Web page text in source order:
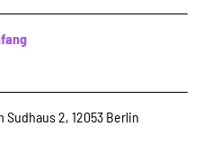
2, 12053 Berlin